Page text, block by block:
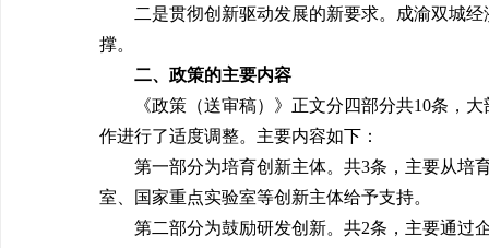
二是贯彻创新驱动发展的新要求。成渝双城
撑。
二、政策的主要内容
《政策（送审稿）》正文分四部分共10条，
作进行了适度调整。主要内容如下：
第一部分为培育创新主体。共3条，主要从培
室、国家重点实验室等创新主体给予支持。
第二部分为鼓励研发创新。共2条，主要通过